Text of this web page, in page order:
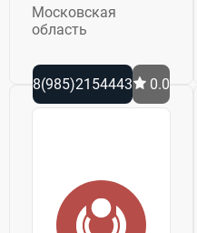
Московская
область
8(985)2154443 0.0